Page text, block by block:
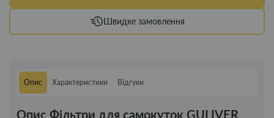
Швидке замовлення
Опис Характеристики Відгуки
Опис Фільтри для самокуток GULIVER